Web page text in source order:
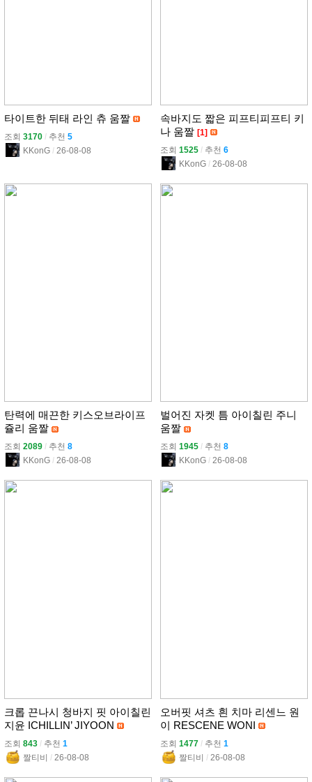
타이트한 뒤태 라인 츄 움짤
조회 3170 l 추천 5
KKonG l 26-08-08
속바지도 짧은 피프티피프티 키
나 움짤 [1]
조회 1525 l 추천 6
KKonG l 26-08-08
탄력에 매끈한 키스오브라이프
쥴리 움짤
조회 2089 l 추천 8
KKonG l 26-08-08
벌어진 자켓 틈 아이칠린 주니
움짤
조회 1945 l 추천 8
KKonG l 26-08-08
크롭 끈나시 청바지 핏 아이칠린
지윤 ICHILLIN’ JIYOON
조회 843 l 추천 1
짤티비 l 26-08-08
오버핏 셔츠 흰 치마 리센느 원
이 RESCENE WONI
조회 1477 l 추천 1
짤티비 l 26-08-08